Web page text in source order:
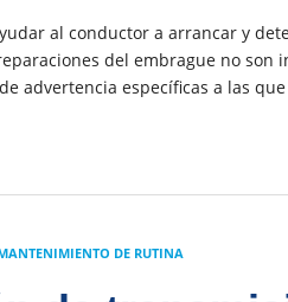
al conductor a arrancar y
del embrague no son
advertencia específicas a las
DE RUTINA